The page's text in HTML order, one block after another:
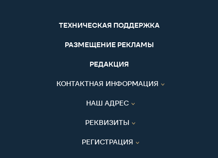
ТЕХНИЧЕСКАЯ ПОДДЕРЖКА
РАЗМЕЩЕНИЕ РЕКЛАМЫ
РЕДАКЦИЯ
КОНТАКТНАЯ ИНФОРМАЦИЯ
НАШ АДРЕС
РЕКВИЗИТЫ
РЕГИСТРАЦИЯ